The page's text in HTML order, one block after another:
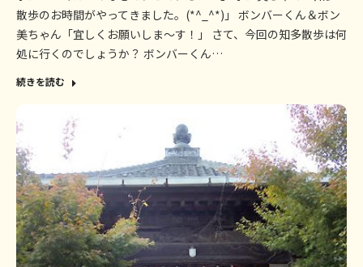
散歩のお時間がやってきました。(*^_^*)」 ボンバーくん＆ボン
美ちゃん「宜しくお願いしま～す！」 さて、今回の知多散歩は何
処に行くのでしょうか？ ボンバーくん…
続きを読む